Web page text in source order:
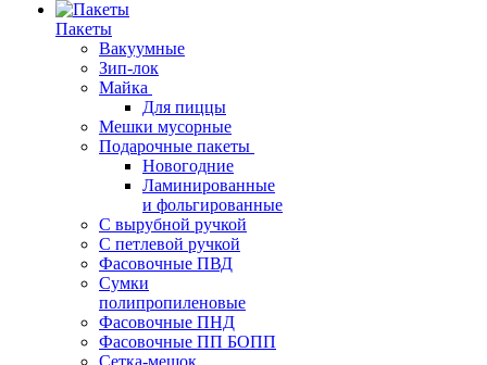
Пакеты
Вакуумные
Зип-лок
Майка
Для пиццы
Мешки мусорные
Подарочные пакеты
Новогодние
Ламинированные
и фольгированные
С вырубной ручкой
С петлевой ручкой
Фасовочные ПВД
Сумки
полипропиленовые
Фасовочные ПНД
Фасовочные ПП БОПП
Сетка-мешок